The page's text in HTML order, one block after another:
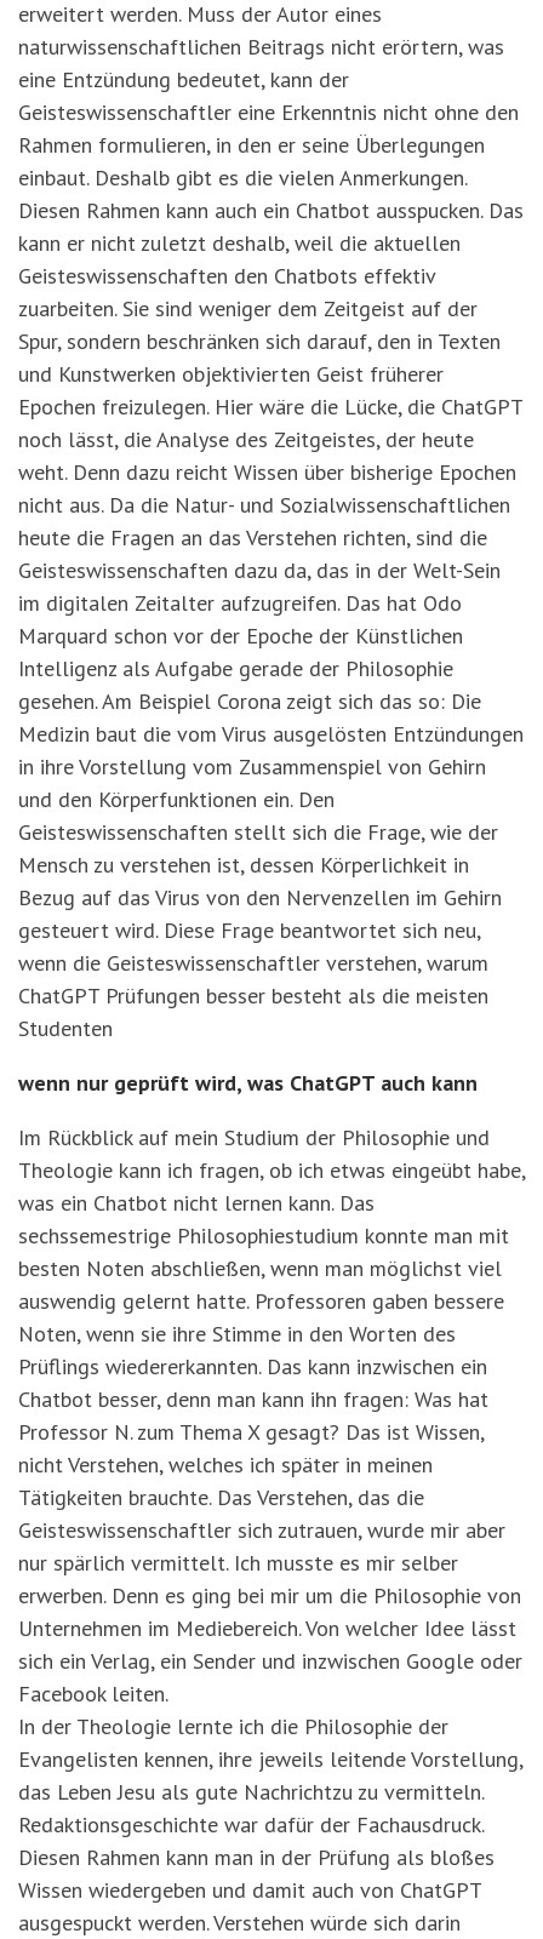
erweitert werden. Muss der Autor eines
naturwissenschaftlichen Beitrags nicht erörtern, was
eine Entzündung bedeutet, kann der
Geisteswissenschaftler eine Erkenntnis nicht ohne den
Rahmen formulieren, in den er seine Überlegungen
einbaut. Deshalb gibt es die vielen Anmerkungen.
Diesen Rahmen kann auch ein Chatbot ausspucken. Das
kann er nicht zuletzt deshalb, weil die aktuellen
Geisteswissenschaften den Chatbots effektiv
zuarbeiten. Sie sind weniger dem Zeitgeist auf der
Spur, sondern beschränken sich darauf, den in Texten
und Kunstwerken objektivierten Geist früherer
Epochen freizulegen. Hier wäre die Lücke, die ChatGPT
noch lässt, die Analyse des Zeitgeistes, der heute
weht. Denn dazu reicht Wissen über bisherige Epochen
nicht aus. Da die Natur- und Sozialwissenschaftlichen
heute die Fragen an das Verstehen richten, sind die
Geisteswissenschaften dazu da, das in der Welt-Sein
im digitalen Zeitalter aufzugreifen. Das hat Odo
Marquard schon vor der Epoche der Künstlichen
Intelligenz als Aufgabe gerade der Philosophie
gesehen. Am Beispiel Corona zeigt sich das so: Die
Medizin baut die vom Virus ausgelösten Entzündungen
in ihre Vorstellung vom Zusammenspiel von Gehirn
und den Körperfunktionen ein. Den
Geisteswissenschaften stellt sich die Frage, wie der
Mensch zu verstehen ist, dessen Körperlichkeit in
Bezug auf das Virus von den Nervenzellen im Gehirn
gesteuert wird. Diese Frage beantwortet sich neu,
wenn die Geisteswissenschaftler verstehen, warum
ChatGPT Prüfungen besser besteht als die meisten
Studenten
wenn nur geprüft wird, was ChatGPT auch kann
Im Rückblick auf mein Studium der Philosophie und
Theologie kann ich fragen, ob ich etwas eingeübt habe,
was ein Chatbot nicht lernen kann. Das
sechssemestrige Philosophiestudium konnte man mit
besten Noten abschließen, wenn man möglichst viel
auswendig gelernt hatte. Professoren gaben bessere
Noten, wenn sie ihre Stimme in den Worten des
Prüflings wiedererkannten. Das kann inzwischen ein
Chatbot besser, denn man kann ihn fragen: Was hat
Professor N. zum Thema X gesagt? Das ist Wissen,
nicht Verstehen, welches ich später in meinen
Tätigkeiten brauchte. Das Verstehen, das die
Geisteswissenschaftler sich zutrauen, wurde mir aber
nur spärlich vermittelt. Ich musste es mir selber
erwerben. Denn es ging bei mir um die Philosophie von
Unternehmen im Mediebereich. Von welcher Idee lässt
sich ein Verlag, ein Sender und inzwischen Google oder
Facebook leiten.
In der Theologie lernte ich die Philosophie der
Evangelisten kennen, ihre jeweils leitende Vorstellung,
das Leben Jesu als gute Nachrichtzu zu vermitteln.
Redaktionsgeschichte war dafür der Fachausdruck.
Diesen Rahmen kann man in der Prüfung als bloßes
Wissen wiedergeben und damit auch von ChatGPT
ausgespuckt werden. Verstehen würde sich darin